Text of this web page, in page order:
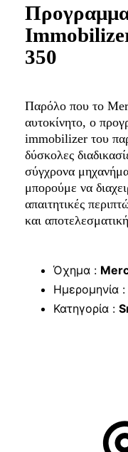
350
Παρόλο που το
αυτοκίνητο, ο
immobilizer του
δύσκολες
σύγχρονα
μπορούμε να
απαιτητικές
και
Όχημα :
Ημερομηνία :
Κατηγορία :